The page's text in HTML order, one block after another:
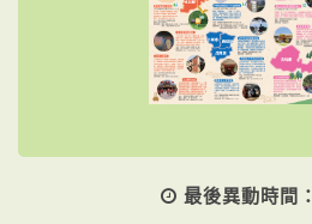
最後異動時間：